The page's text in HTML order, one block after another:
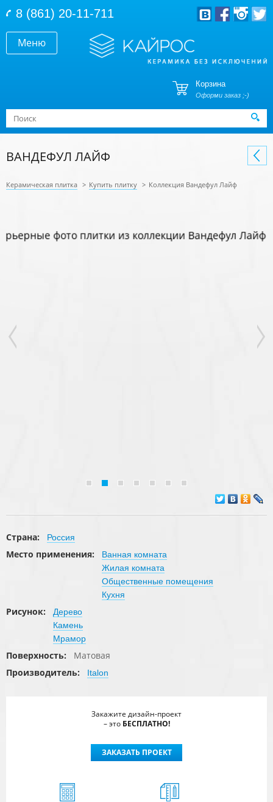
Меню
8 (861) 20-11-711
Корзина
Оформи заказ ;-)
Форма поиска
Поиск
ВАНДЕФУЛ ЛАЙФ
Керамическая плитка > Купить плитку > Коллекция Вандефул Лайф
Страна: Россия
Место применения:
Ванная комната
Жилая комната
Общественные помещения
Кухня
Рисунок:
Дерево
Камень
Мрамор
Поверхность:
Матовая
Производитель:
Italon
Закажите дизайн-проект
– это БЕСПЛАТНО!
ЗАКАЗАТЬ ПРОЕКТ